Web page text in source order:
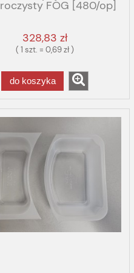
FOG [480/op]
T2/40 GBOX
328,83 zł
( 1 szt. = 0,69 zł )
do koszyka